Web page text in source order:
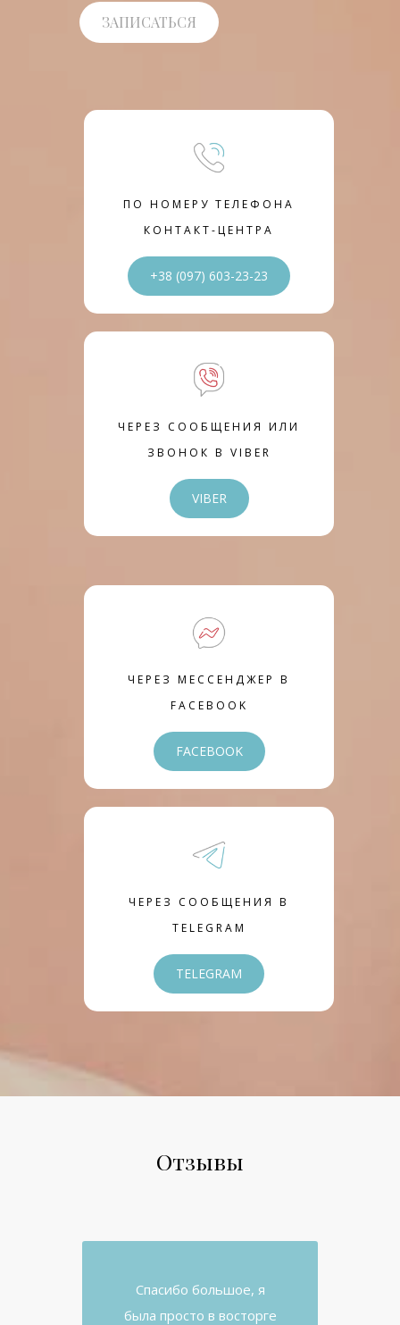
ЗАПИСАТЬСЯ
ПО НОМЕРУ ТЕЛЕФОНА
КОНТАКТ-ЦЕНТРА
+38 (097) 603-23-23
ЧЕРЕЗ СООБЩЕНИЯ ИЛИ
ЗВОНОК В VIBER
VIBER
ЧЕРЕЗ МЕССЕНДЖЕР В
FACEBOOK
FACEBOOK
ЧЕРЕЗ СООБЩЕНИЯ В
TELEGRAM
TELEGRAM
Отзывы
Спасибо большое, я
была просто в восторге